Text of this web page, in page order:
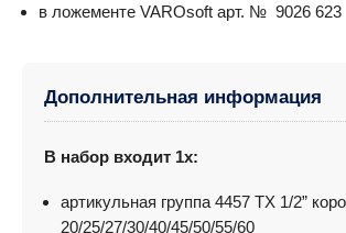
в ложементе VAROsoft арт. № 9026 623
Дополнительная информация
В набор входит 1x:
артикульная группа 4457 TX 1/2”
20/25/27/30/40/45/50/55/60